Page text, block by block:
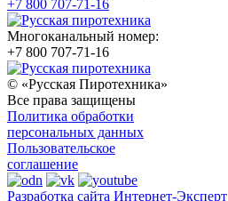
+7 800 707-71-16
Многоканальный номер:
+7 800 707-71-16
© «Русская Пиротехника»
Все права защищены
Политика обработки
персональных данных
Пользовательское
соглашение
Разработка сайта Интернет-Эксперт